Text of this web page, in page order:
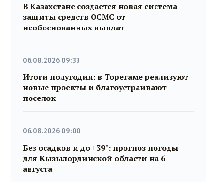
В Казахстане создается новая система
защиты средств ОСМС от
необоснованных выплат
06.08.2026 09:33
Итоги полугодия: в Торетаме реализуют
новые проекты и благоустраивают
поселок
06.08.2026 09:00
Без осадков и до +39°: прогноз погоды
для Кызылординской области на 6
августа